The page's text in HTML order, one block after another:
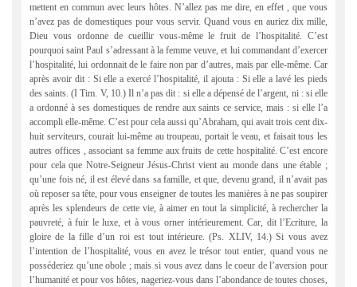
mettent en commun avec leurs hôtes. N’allez pas me dire, en effet , que vous
n’avez pas de domestiques pour vous servir. Quand vous en auriez dix mille,
Dieu vous ordonne de cueillir vous-même le fruit de l’hospitalité. C’est
pourquoi saint Paul s’adressant à la femme veuve, et lui commandant d’exercer
l’hospitalité, lui ordonnait de le faire non par d’autres, mais par elle-même. Car
après avoir dit : Si elle a exercé l’hospitalité, il ajouta : Si elle a lavé les pieds
des saints. (I Tim. V, 10.) Il n’a pas dit : si elle a dépensé de l’argent, ni : si elle
a ordonné à ses domestiques de rendre aux saints ce service, mais : si elle l’a
accompli elle-même. C’est pour cela aussi qu’Abraham, qui avait trois cent dix-
huit serviteurs, courait lui-même au troupeau, portait le veau, et faisait tous les
autres offices , associant sa femme aux fruits de cette hospitalité. C’est encore
pour cela que Notre-Seigneur Jésus-Christ vient au monde dans une étable ;
qu’une fois né, il est élevé dans sa famille, et que, devenu grand, il n’avait pas
où reposer sa tête, pour vous enseigner de toutes les manières à ne pas soupirer
après les splendeurs de cette vie, à aimer en tout la simplicité, à rechercher la
pauvreté, à fuir le luxe, et à vous orner intérieurement. Car, dit l’Ecriture, la
gloire de la fille d’un roi est tout intérieure. (Ps. XLIV, 14.) Si vous avez
l’intention de l’hospitalité, vous en avez le trésor tout entier, quand vous ne
posséderiez qu’une obole ; mais si vous avez dans le coeur de l’aversion pour
l’humanité et pour vos hôtes, nageriez-vous dans l’abondance de toutes choses,